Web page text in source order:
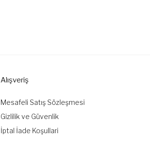
Alışveriş
Mesafeli Satış Sözleşmesi
Gizlilik ve Güvenlik
İptal İade Koşullari